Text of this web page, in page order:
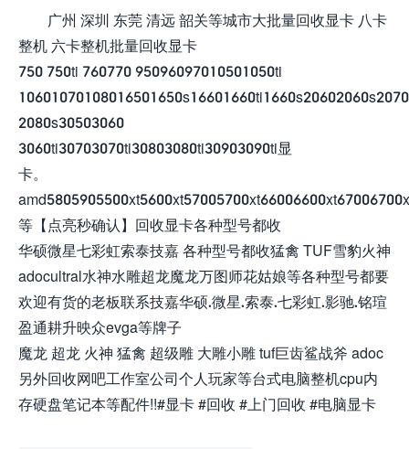
广州 深圳 东莞 清远 韶关等城市大批量回收显卡 八卡
整机 六卡整机批量回收显卡
750 750ti 760770 95096097010501050ti
2080s30503060
3060ti30703070ti30803080ti30903090ti显
卡。
等【点亮秒确认】回收显卡各种型号都收
华硕微星七彩虹索泰技嘉 各种型号都收猛禽 TUF雪豹火神
adocultral水神水雕超龙魔龙万图师花姑娘等各种型号都要
欢迎有货的老板联系技嘉华硕.微星.索泰.七彩虹.影驰.铭瑄
盈通耕升映众evga等牌子
魔龙 超龙 火神 猛禽 超级雕 大雕小雕 tuf巨齿鲨战斧 adoc
另外回收网吧工作室公司个人玩家等台式电脑整机cpu内
存硬盘笔记本等配件!!#显卡 #回收 #上门回收 #电脑显卡